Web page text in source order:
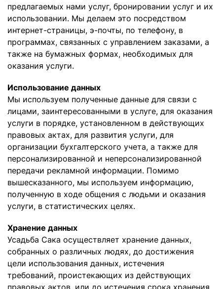
предлагаемых нами услуг, бронировании услуг и их
использовании. Мы делаем это посредством
интернет-страницы, э-почты, по телефону, в
программах, связанных с управлением заказами, а
также на бумажных формах, необходимых для
оказания услуги.
Использование данных
Мы используем полученные данные для связи с
лицами, заинтересованными в услуге, для оказания
услуги в порядке, установленном в действующих
правовых актах, для развития услуги, для
организации бухгалтерского учета, а также для
персонализированной и неперсонализированной
передачи рекламной информации. Помимо
вышесказанного, мы используем информацию,
полученную в ходе общения с людьми и оказания
услуги, в статистических целях.
Хранение данных
Усадьба Сака осуществляет хранение данных,
собранных о различных людях, до достижения
цели использования данных, истечения
требований, проистекающих из действующих
правовых актов, или до истечения срока хранения